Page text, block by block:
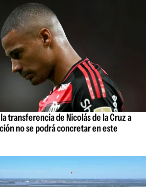
transferencia de Nicolás de la Cruz a
no se podrá concretar en este